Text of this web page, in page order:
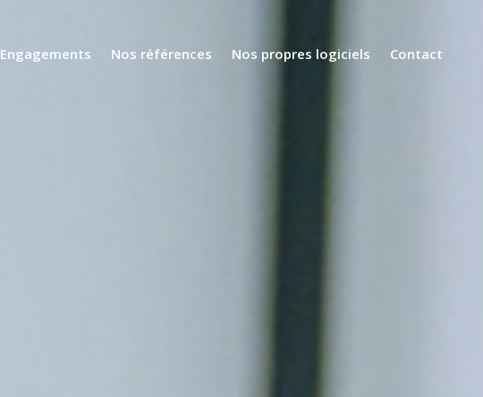
Engagements Nos références Nos propres logiciels Contact